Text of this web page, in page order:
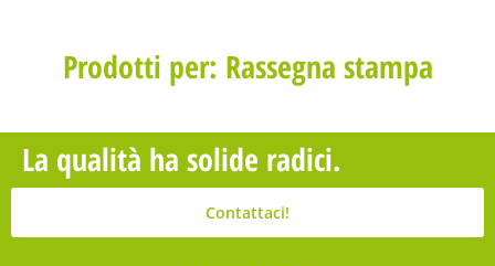
Prodotti per: Rassegna stampa
La qualità ha solide radici.
Contattaci!